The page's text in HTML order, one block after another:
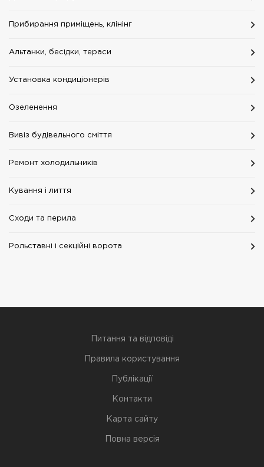
Прибирання приміщень, клінінг
Альтанки, бесідки, тераси
Установка кондиціонерів
Озеленення
Вивіз будівельного сміття
Ремонт холодильників
Кування і лиття
Сходи та перила
Рольставні і секційні ворота
Питання та відповіді
Правила користування
Публікації
Контакти
Карта сайту
Повна версія